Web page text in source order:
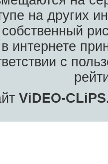
на других
интернете
с
ViDEO-